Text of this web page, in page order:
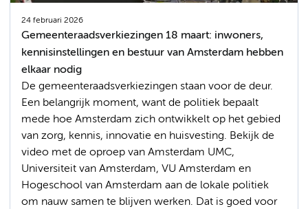
24 februari 2026
Gemeenteraadsverkiezingen 18 maart: inwoners,
kennisinstellingen en bestuur van Amsterdam hebben
elkaar nodig
De gemeenteraadsverkiezingen staan voor de deur.
Een belangrijk moment, want de politiek bepaalt
mede hoe Amsterdam zich ontwikkelt op het gebied
van zorg, kennis, innovatie en huisvesting. Bekijk de
video met de oproep van Amsterdam UMC,
Universiteit van Amsterdam, VU Amsterdam en
Hogeschool van Amsterdam aan de lokale politiek
om nauw samen te blijven werken. Dat is goed voor